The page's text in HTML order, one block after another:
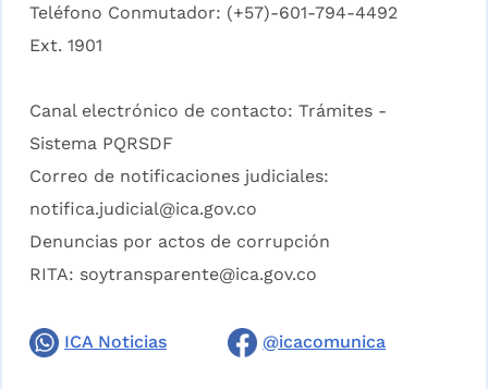
Teléfono Conmutador: (+57)-601-794-4492
Ext. 1901
Canal electrónico de contacto: Trámites -
Sistema PQRSDF
Correo de notificaciones judiciales:
notifica.judicial@ica.gov.co
Denuncias por actos de corrupción
RITA: soytransparente@ica.gov.co
ICA Noticias @icacomunica